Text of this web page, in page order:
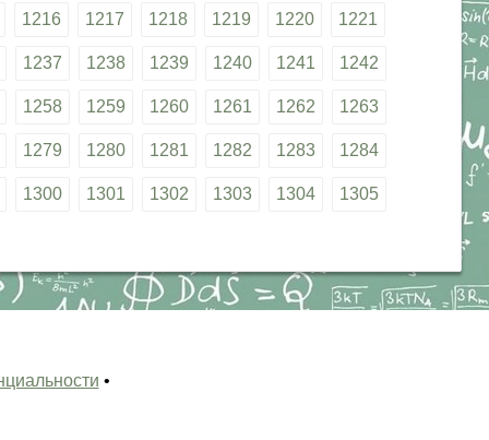
1216 1217 1218 1219 1220 1221
1237 1238 1239 1240 1241 1242
1258 1259 1260 1261 1262 1263
1279 1280 1281 1282 1283 1284
1300 1301 1302 1303 1304 1305
•